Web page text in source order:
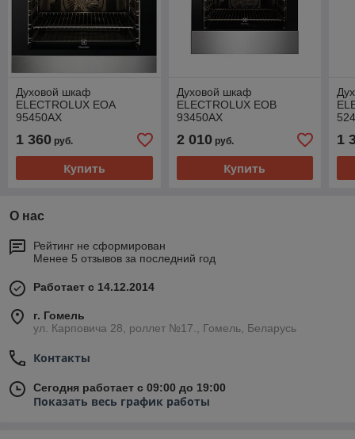
Духовой шкаф
ELECTROLUX EOA
95450AX
1 360 руб.
Купить
Духовой шкаф
ELECTROLUX EOB
93450AX
2 010руб.
Купить
1
О нас
Рейтинг не сформирован
Менее 5 отзывов за последний год
Работает с 14.12.2014
г. Гомель
ул. Карповича 28, роллет №17., Гомель, Беларусь
Контакты
Сегодня работает с 09:00 до 19:00
Показать весь график работы